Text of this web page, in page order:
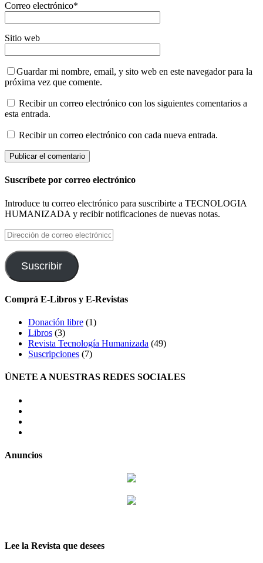
Correo electrónico*
Sitio web
Guardar mi nombre, email, y sito web en este navegador para la
próxima vez que comente.
Recibir un correo electrónico con los siguientes comentarios a
esta entrada.
Recibir un correo electrónico con cada nueva entrada.
Suscríbete por correo electrónico
Introduce tu correo electrónico para suscribirte a TECNOLOGIA
HUMANIZADA y recibir notificaciones de nuevas notas.
Dirección
de
correo
electrónico
Suscribir
Comprá E-Libros y E-Revistas
Donación libre (1)
Libros (3)
Revista Tecnología Humanizada (49)
Suscripciones (7)
ÚNETE A NUESTRAS REDES SOCIALES
Anuncios
Lee la Revista que desees